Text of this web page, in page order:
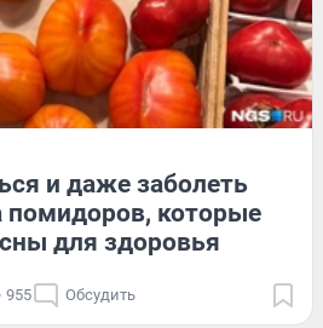
и даже заболеть
помидоров, которые
для здоровья
955 Обсудить